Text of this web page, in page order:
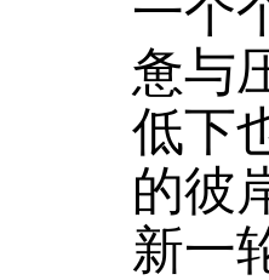
一个
惫与
低下
的彼
新一